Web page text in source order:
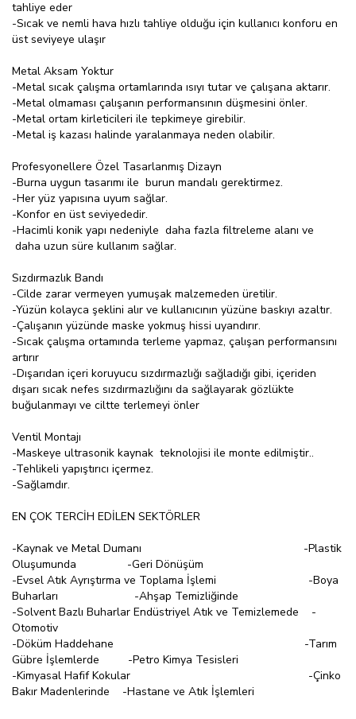
tahliye eder
-Sıcak ve nemli hava hızlı tahliye olduğu için kullanıcı konforu en
üst seviyeye ulaşır
Metal Aksam Yoktur
-Metal sıcak çalışma ortamlarında ısıyı tutar ve çalışana aktarır.
-Metal olmaması çalışanın performansının düşmesini önler.
-Metal ortam kirleticileri ile tepkimeye girebilir.
-Metal iş kazası halinde yaralanmaya neden olabilir.
Profesyonellere Özel Tasarlanmış Dizayn
-Burna uygun tasarımı ile burun mandalı gerektirmez.
-Her yüz yapısına uyum sağlar.
-Konfor en üst seviyededir.
-Hacimli konik yapı nedeniyle daha fazla filtreleme alanı ve
daha uzun süre kullanım sağlar.
Sızdırmazlık Bandı
-Cilde zarar vermeyen yumuşak malzemeden üretilir.
-Yüzün kolayca şeklini alır ve kullanıcının yüzüne baskıyı azaltır.
-Çalışanın yüzünde maske yokmuş hissi uyandırır.
-Sıcak çalışma ortamında terleme yapmaz, çalışan performansını
artırır
-Dışarıdan içeri koruyucu sızdırmazlığı sağladığı gibi, içeriden
dışarı sıcak nefes sızdırmazlığını da sağlayarak gözlükte
buğulanmayı ve ciltte terlemeyi önler
Ventil Montajı
-Maskeye ultrasonik kaynak teknolojisi ile monte edilmiştir..
-Tehlikeli yapıştırıcı içermez.
-Sağlamdır.
EN ÇOK TERCİH EDİLEN SEKTÖRLER
-Kaynak ve Metal Dumanı -Plastik
Oluşumunda -Geri Dönüşüm
-Evsel Atık Ayrıştırma ve Toplama İşlemi -Boya
Buharları -Ahşap Temizliğinde
-Solvent Bazlı Buharlar Endüstriyel Atık ve Temizlemede -
Otomotiv
-Döküm Haddehane -Tarım
Gübre İşlemlerde -Petro Kimya Tesisleri
-Kimyasal Hafif Kokular -Çinko
Bakır Madenlerinde -Hastane ve Atık İşlemleri